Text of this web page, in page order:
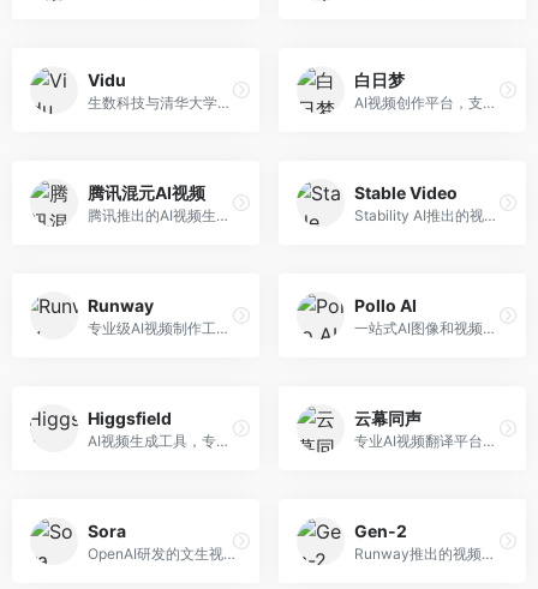
Vidu
生数科技与清华大学联合研发的AI视频生成大模型。面向视频创作者和内容生产者，支持文生视频、图生视频，视频质量高，物理运动理解准确，国产视频生成领先工具。
白日梦
AI视频创作平台，支持生成长达50分钟的长视频内容。面向长视频创作者和内容生产者，支持故事视频生成、视频编辑等功能，适合叙事性内容创作。
腾讯混元AI视频
腾讯推出的AI视频生成工具，基于混元大模型。面向腾讯生态用户和内容创作者，支持文生视频、视频编辑等功能，与腾讯产品生态深度整合。
Stable Video
Stability AI推出的视频生成模型，开源可部署。面向开发者和专业创作者，支持视频生成、视频编辑等功能，开源生态完善，定制化程度高。
Runway
专业级AI视频制作工具，支持视频生成与编辑。面向影视制作人和创意工作者，提供文生视频、视频编辑、绿幕抠像等专业功能，视频处理能力强，适合专业创作场景。
Pollo AI
一站式AI图像和视频创作平台，整合多种生成工具。面向内容创作者，提供文生图、文生视频、视频编辑等服务，创作工具全面，一站式体验便捷。
Higgsfield
AI视频生成工具，专注于高质量视频内容创作。面向视频创作者和营销人员，支持文生视频、视频编辑等功能，视频效果逼真，适合商业应用。
云幕同声
专业AI视频翻译平台，支持视频多语言配音和字幕生成。面向跨境电商和内容出海从业者，提供视频翻译、配音、字幕生成等服务，多语言支持完善。
Sora
OpenAI研发的文生视频大模型，可根据文字描述生成长达60秒的高清视频。面向影视创作者、广告从业者和内容生产者，视频连贯性强，物理世界理解准确，代表了AI视频生成的最高水平。
Gen-2
Runway推出的视频生成模型，专注于文生视频和视频风格转换。面向影视制作人和创意工作者，支持文本到视频、图像到视频等多种生成模式，视频质量专业级。